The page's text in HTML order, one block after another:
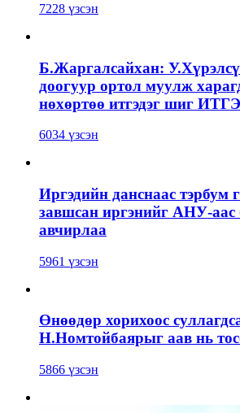
7228 үзсэн
Б.Жаргалсайхан:
доогуур ортол муулж
нөхөртөө итгэдэг шиг ИТГЭ
6034 үзсэн
Иргэдийн данснаас тэрбум
завшсан иргэнийг АНУ-аас
авчирлаа
5961 үзсэн
Өнөөдөр хорихоос
Н.Номтойбаярыг аав нь
5866 үзсэн